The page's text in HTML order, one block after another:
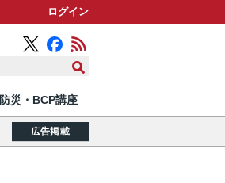
ログイン
防災・BCP講座
広告掲載